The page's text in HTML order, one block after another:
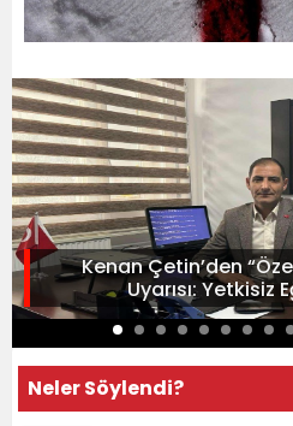
Kenan Çetin’den
Uyarısı: Yetkisiz
Neler Söylendi?